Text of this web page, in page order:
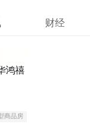
财经
鸿禧
商品房